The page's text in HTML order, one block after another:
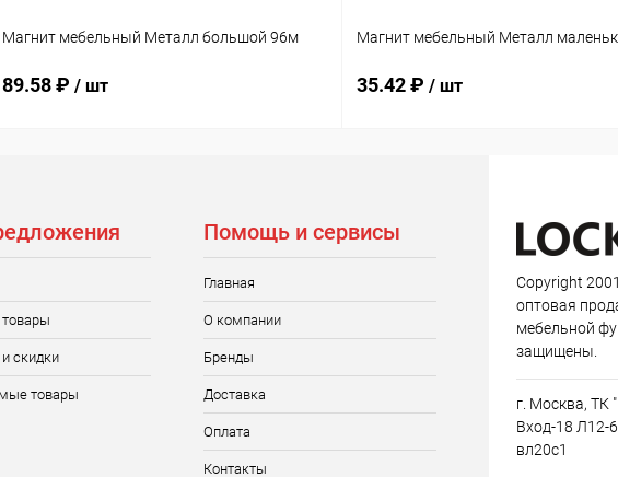
Магнит мебельный Металл большой 96м
89.58 ₽ / шт
Магнит мебельный Металл
35.42 ₽ / шт
скидки
товары
Помощь и сервисы
Главная
О компании
Бренды
Доставка
Оплата
Контакты
Copyright
оптовая
мебельной
защищены.
г. Москва,
Вход-18 Л12-
вл20с1